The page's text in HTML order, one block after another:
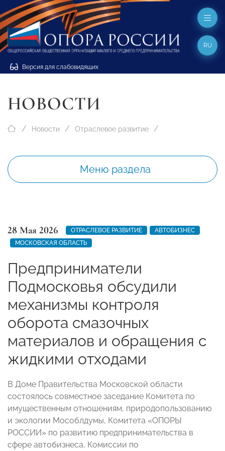
Версия для слабовидящих
RU
НОВОСТИ
Новости Отраслевое развитие
Меню раздела
28 Мая 2026 ОТРАСЛЕВОЕ РАЗВИТИЕ
АВТОБИЗНЕС
МОСКОВСКАЯ ОБЛАСТЬ
Предприниматели
Подмосковья обсудили
механизмы контроля
оборота смазочных
материалов и обращения с
жидкими отходами
В Доме Правительства Московской области
состоялось совместное заседание Комитета по
имущественным отношениям, природопользованию
и экологии Мособлдумы, Комитета «ОПОРЫ
РОССИИ» по развитию предпринимательства в
сфере автобизнеса, Комиссии по